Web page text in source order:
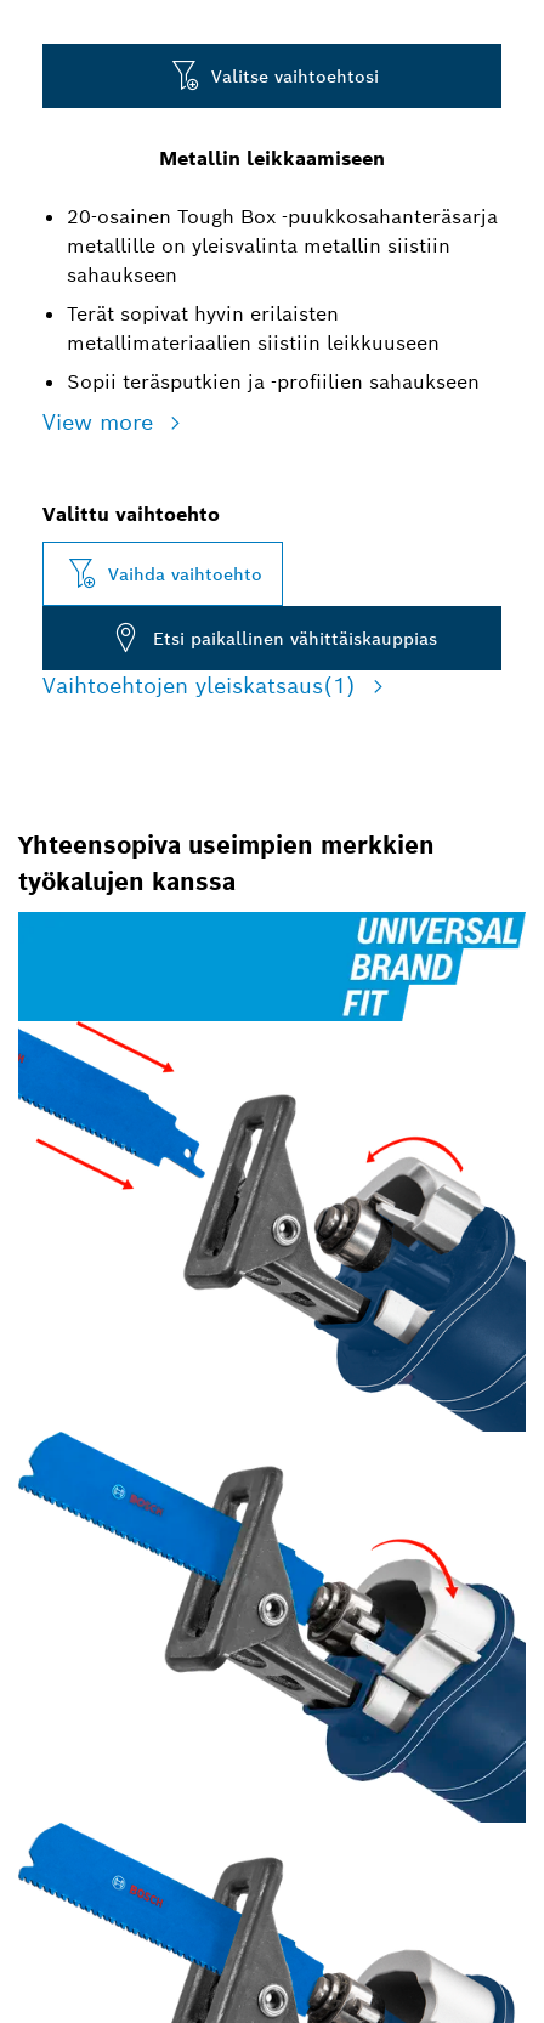
Metallin leikkaamiseen
20-osainen Tough Box -puukkosahanteräsarja
metallille on yleisvalinta metallin siistiin
sahaukseen
Terät sopivat hyvin erilaisten
metallimateriaalien siistiin leikkuuseen
Sopii teräsputkien ja -profiilien sahaukseen
View more
Valitse vaihtoehtosi
Valittu vaihtoehto
Vaihda vaihtoehto
Etsi paikallinen vähittäiskauppias
Vaihtoehtojen yleiskatsaus(1)
Yhteensopiva useimpien merkkien
työkalujen kanssa